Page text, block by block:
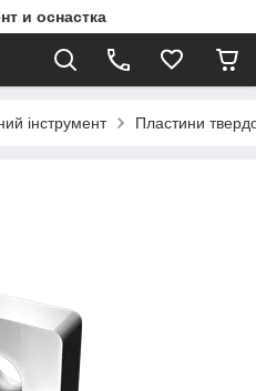
и оснастка
інструмент Пластини